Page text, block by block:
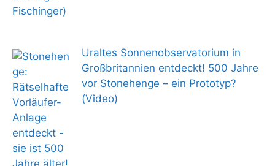
Uraltes Sonnenobservatorium in
Großbritannien entdeckt! 500 Jahre
vor Stonehenge – ein Prototyp?
(Video)